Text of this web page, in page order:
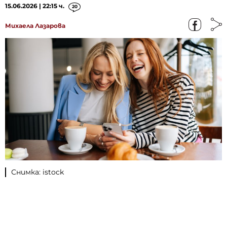
15.06.2026 | 22:15 ч. 20
Михаела Лазарова
Снимка: istock